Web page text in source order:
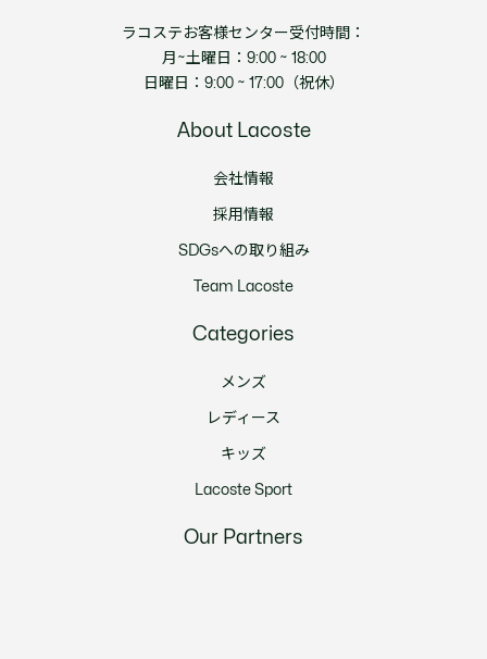
ラコステお客様センター受付時間：
月~土曜日：9:00 ~ 18:00
日曜日：9:00 ~ 17:00（祝休）
About Lacoste
会社情報
採用情報
SDGsへの取り組み
Team Lacoste
Categories
メンズ
レディース
キッズ
Lacoste Sport
Our Partners